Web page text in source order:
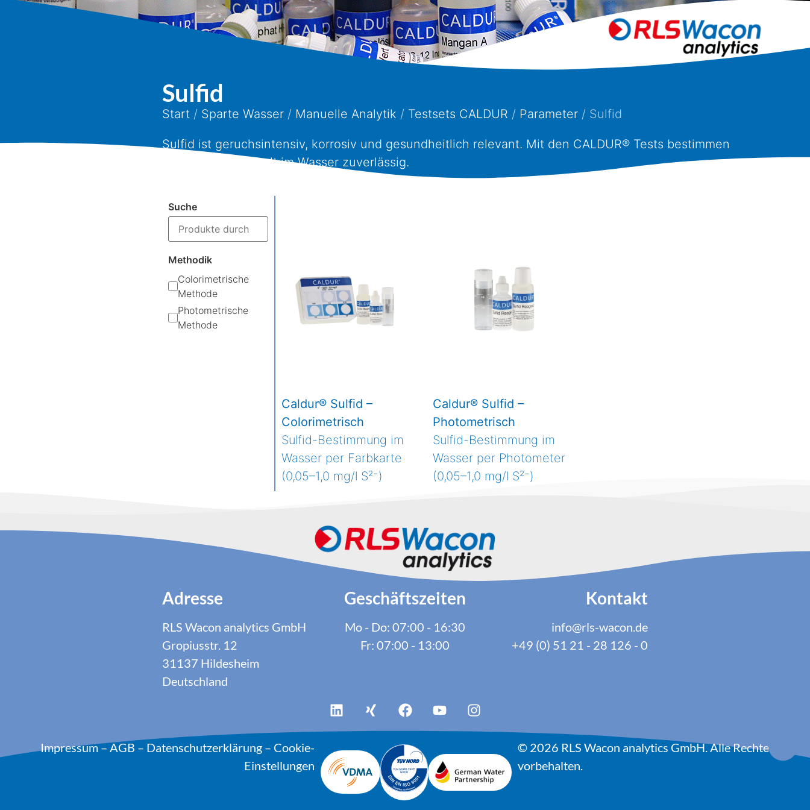
Sulfid
Start/ Sparte Wasser/ Manuelle Analytik / Testsets CALDUR / Parameter/ Sulfid
Sulfid ist geruchsintensiv, korrosiv und gesundheitlich relevant. Mit den CALDUR® Tests bestimmen
Sie den Sulfidgehalt im Wasser zuverlässig.
Suche
Methodik
Colorimetrische
Methode
Photometrische
Methode
Caldur® Sulfid –
Colorimetrisch
Sulfid-Bestimmung im
Wasser per Farbkarte
(0,05–1,0 mg/l S²⁻)
Caldur® Sulfid –
Photometrisch
Sulfid-Bestimmung im
Wasser per Photometer
(0,05–1,0 mg/l S²⁻)
Adresse
RLS Wacon analytics GmbH
Gropiusstr. 12
31137 Hildesheim
Deutschland
Geschäftszeiten
Mo - Do: 07:00 - 16:30
Fr: 07:00 - 13:00
Kontakt
info@rls-wacon.de
+49 (0) 51 21 - 28 126 - 0
Impressum–AGB – Datenschutzerklärung– Cookie-
Einstellungen
© 2026 RLS Wacon analytics GmbH. Alle Rechte
vorbehalten.